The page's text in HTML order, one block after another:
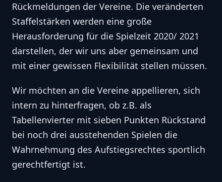
Rückmeldungen der Vereine. Die veränderten
Staffelstärken werden eine große
Herausforderung für die Spielzeit 2020/ 2021
darstellen, der wir uns aber gemeinsam und
mit einer gewissen Flexibilität stellen müssen.
Wir möchten an die Vereine appellieren, sich
intern zu hinterfragen, ob z.B. als
Tabellenvierter mit sieben Punkten Rückstand
bei noch drei ausstehenden Spielen die
Wahrnehmung des Aufstiegsrechtes sportlich
gerechtfertigt ist.